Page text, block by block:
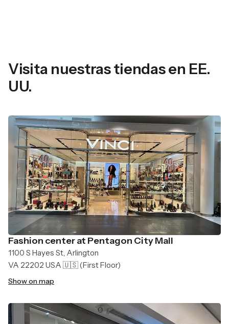
Visita nuestras tiendas en EE.
UU.
Fashion center at Pentagon City Mall
1100 S Hayes St, Arlington
VA 22202 USA 🇺🇸(First Floor)
Show on map